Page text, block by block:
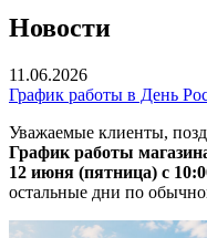
Новости
11.06.2026
График работы в День
Уважаемые клиенты,
График работы
12 июня (пятница) с
остальные дни по